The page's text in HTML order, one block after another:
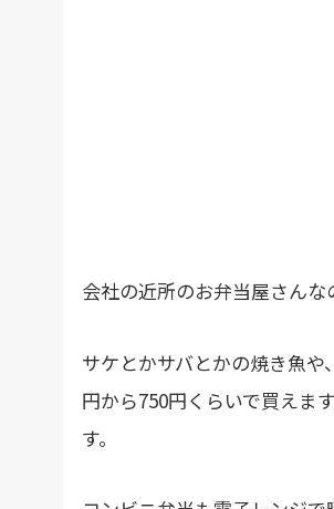
会社の近所のお弁当屋さんな
サケとかサバとかの焼き魚
円から750円くらいで買えま
す。